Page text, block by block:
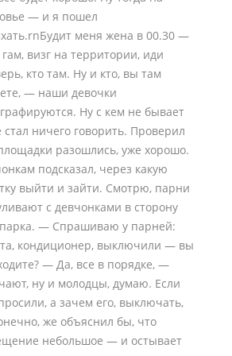
— и я пошел
меня жена в 00.30 —
визг на территории, иди
кто там. Ну и кто, вы там
— наши девочки
Ну с кем не бывает
ничего говорить. Проверил
разошлись, уже хорошо.
подсказал, через какую
выйти и зайти. Смотрю, парни
с девчонками в сторону
— Спрашиваю у парней:
кондиционер, выключили — вы
— Да, все в порядке, —
ну и молодцы, думаю. Если
а зачем его, выключать,
же объяснил бы, что
небольшое — и остывает